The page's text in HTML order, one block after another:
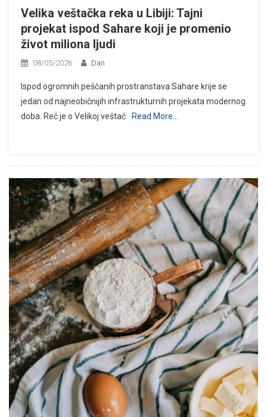
Velika veštačka reka u Libiji: Tajni
projekat ispod Sahare koji je promenio
život miliona ljudi
08/05/2026 Dan
Ispod ogromnih peščanih prostranstava Sahare krije se
jedan od najneobičnijih infrastrukturnih projekata modernog
doba. Reč je o Velikoj veštač
Read More…